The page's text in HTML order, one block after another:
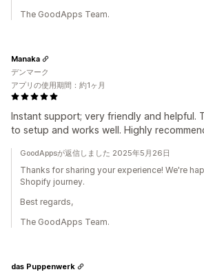
The GoodApps Team.
Instant support; very friendly and helpful.
to setup and works well. Highly
Manaka
デンマーク
アプリの使用期間：約1ヶ月
GoodAppsが返信しました 2025年5月26日
Thanks for sharing your experience! We're
Shopify journey.
Best regards,
The GoodApps Team.
das Puppenwerk